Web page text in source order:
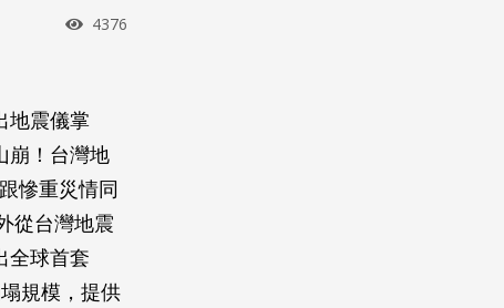
瀏覽次數
4376
地震儀掌
崩！台灣地
慘重災情同
從台灣地震
全球首套
規模，提供